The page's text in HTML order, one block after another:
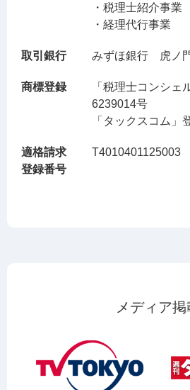
・税理士紹介事業
・経理代行事業
取引銀行 みずほ銀行 虎ノ
商標登録
「税理士コンシェ
6239014号
「タックスコム」
適格請求
登録番号
T4010401125003
メディア掲